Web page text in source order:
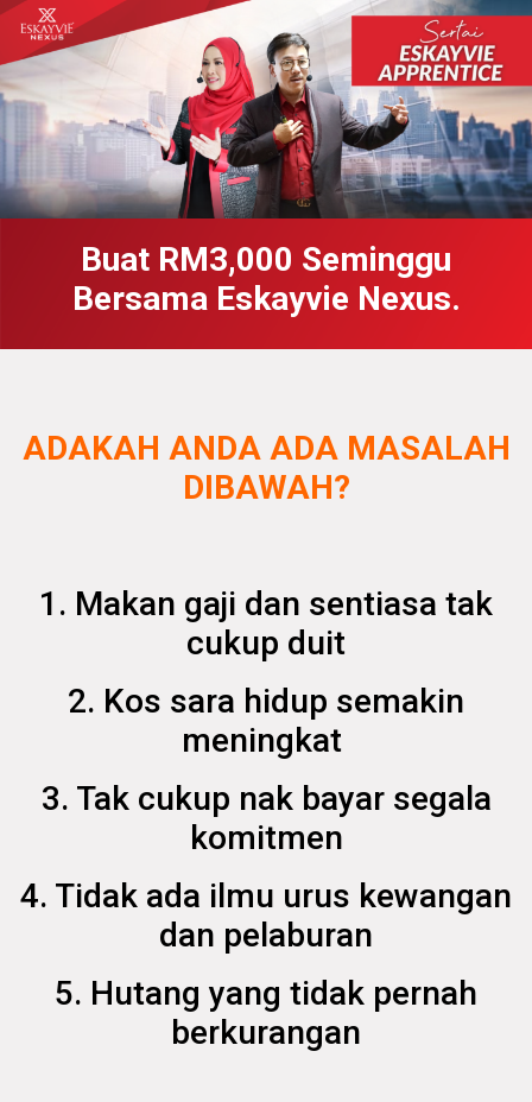
Buat RM3,000 Seminggu
Bersama Eskayvie Nexus.
ADAKAH ANDA ADA MASALAH
DIBAWAH?
1. Makan gaji dan sentiasa tak
cukup duit
2. Kos sara hidup semakin
meningkat
3. Tak cukup nak bayar segala
komitmen
4. Tidak ada ilmu urus kewangan
dan pelaburan
5. Hutang yang tidak pernah
berkurangan